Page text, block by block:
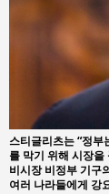
스티글리츠는 “정부
를 막기 위해 시장
비시장 비정부 기구
여러 나라들에게 강